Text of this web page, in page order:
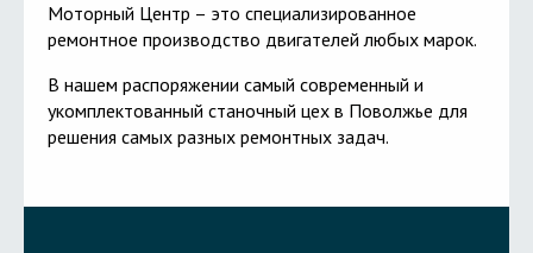
Моторный Центр – это специализированное
ремонтное производство двигателей любых марок.
В нашем распоряжении самый современный и
укомплектованный станочный цех в Поволжье для
решения самых разных ремонтных задач.